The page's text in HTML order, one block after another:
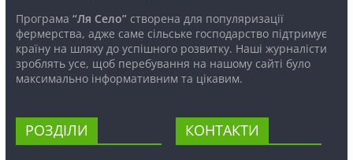
Програма “Ля Село”створена для популяризації
фермерства, адже саме сільське господарство підтримує
країну на шляху до успішного розвитку. Наші журналісти
зроблять усе, щоб перебування на нашому сайті було
максимально інформативним та цікавим.
РОЗДІЛИ КОНТАКТИ